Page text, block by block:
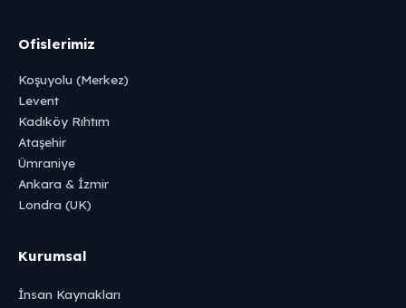
Ofislerimiz
Koşuyolu (Merkez)
Levent
Kadıköy Rıhtım
Ataşehir
Ümraniye
Ankara & İzmir
Londra (UK)
Kurumsal
İnsan Kaynakları